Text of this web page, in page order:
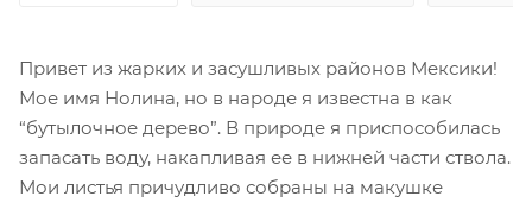
Привет из жарких и засушливых районов Мексики!
Мое имя Нолина, но в народе я известна в как
“бутылочное дерево”. В природе я приспособилась
запасать воду, накапливая ее в нижней части ствола.
Мои листья причудливо собраны на макушке